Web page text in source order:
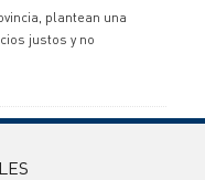
plantean una
justos y no